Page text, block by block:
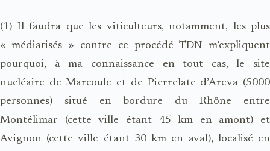
(1) Il faudra que les viticulteurs, notamment, les plus
« médiatisés » contre ce procédé TDN m’expliquent
pourquoi, à ma connaissance en tout cas, le site
nucléaire de Marcoule et de Pierrelate d’Areva (5000
personnes) situé en bordure du Rhône entre
Montélimar (cette ville étant 45 km en amont) et
Avignon (cette ville étant 30 km en aval), localisé en